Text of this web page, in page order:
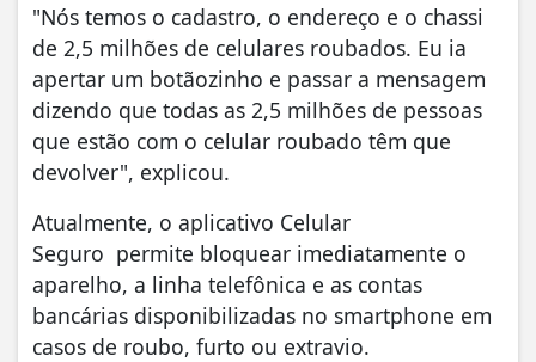
"Nós temos o cadastro, o endereço e o chassi
de 2,5 milhões de celulares roubados. Eu ia
apertar um botãozinho e passar a mensagem
dizendo que todas as 2,5 milhões de pessoas
que estão com o celular roubado têm que
devolver", explicou.
Atualmente, o aplicativo Celular
Seguro permite bloquear imediatamente o
aparelho, a linha telefônica e as contas
bancárias disponibilizadas no smartphone em
casos de roubo, furto ou extravio.